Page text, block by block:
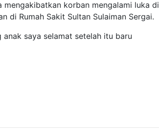
korban mengalami luka di
di Rumah Sakit Sultan Sulaiman Sergai.
saya selamat setelah itu baru